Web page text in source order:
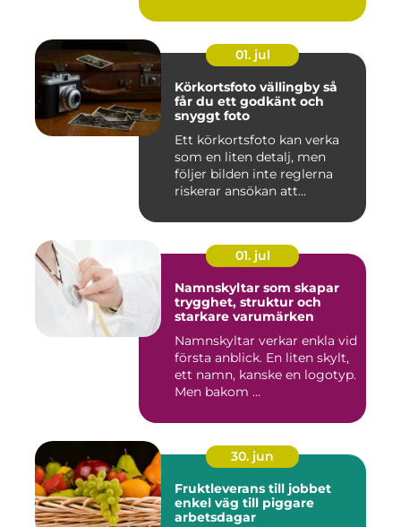
01. jul
Körkortsfoto vällingby så
får du ett godkänt och
snyggt foto
Ett körkortsfoto kan verka
som en liten detalj, men
följer bilden inte reglerna
riskerar ansökan att...
01. jul
Namnskyltar som skapar
trygghet, struktur och
starkare varumärken
Namnskyltar verkar enkla vid
första anblick. En liten skylt,
ett namn, kanske en logotyp.
Men bakom ...
30. jun
Fruktleverans till jobbet
enkel väg till piggare
arbetsdagar